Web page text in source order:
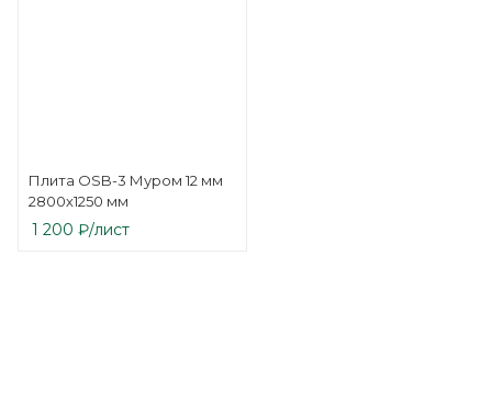
Плита OSB-3 Муром 12 мм
2800х1250 мм
1 200 ₽/лист